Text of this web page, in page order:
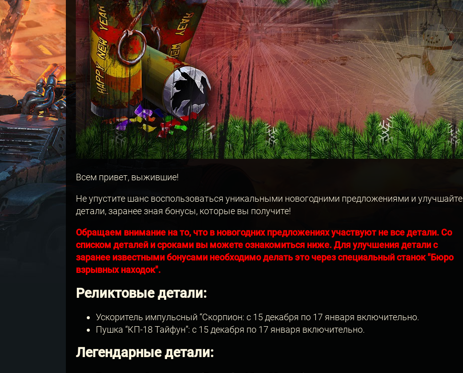
Всем привет, выжившие!
Не упустите шанс воспользоваться уникальными новогодними предложениями и улучшайте
детали, заранее зная бонусы, которые вы получите!
Обращаем внимание на то, что в новогодних предложениях участвуют не все детали. Со
списком деталей и сроками вы можете ознакомиться ниже. Для улучшения детали с
заранее известными бонусами необходимо делать это через специальный станок "Бюро
взрывных находок".
Реликтовые детали:
Ускоритель импульсный “Скорпион: с 15 декабря по 17 января включительно.
Пушка “КП-18 Тайфун”: с 15 декабря по 17 января включительно.
Легендарные детали: